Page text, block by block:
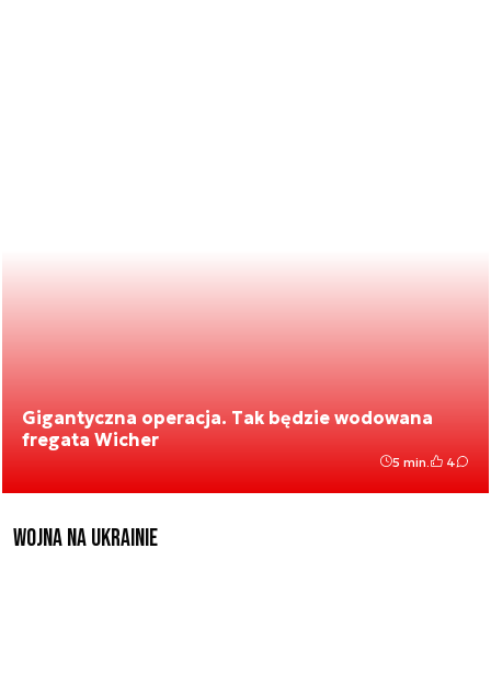
Gigantyczna operacja. Tak będzie wodowana
fregata Wicher
5 min. 4
Wojna na Ukrainie